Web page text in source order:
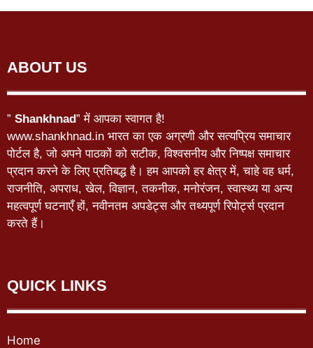
ABOUT US
” Shankhnad” में आपका स्वागत है!
www.shankhnad.in भारत का एक अग्रणी और सत्यप्रिय समाचार
पोर्टल है, जो अपने पाठकों को सटीक, विश्वसनीय और निष्पक्ष समाचार
प्रदान करने के लिए प्रतिबद्ध है। हम आपको हर क्षेत्र में, चाहे वह धर्म,
राजनीति, अपराध, खेल, विज्ञान, तकनीक, मनोरंजन, स्वास्थ्य या अन्य
महत्वपूर्ण घटनाएँ हों, नवीनतम अपडेट्स और तथ्यपूर्ण रिपोर्ट्स प्रदान
करते हैं।
QUICK LINKS
Home